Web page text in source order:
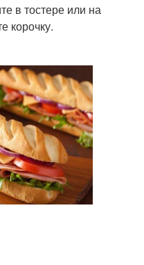
в тостере или на
корочку.